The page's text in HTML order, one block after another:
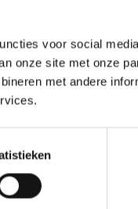
voor social
onze site met onze
met andere
Mariënstein
goed.